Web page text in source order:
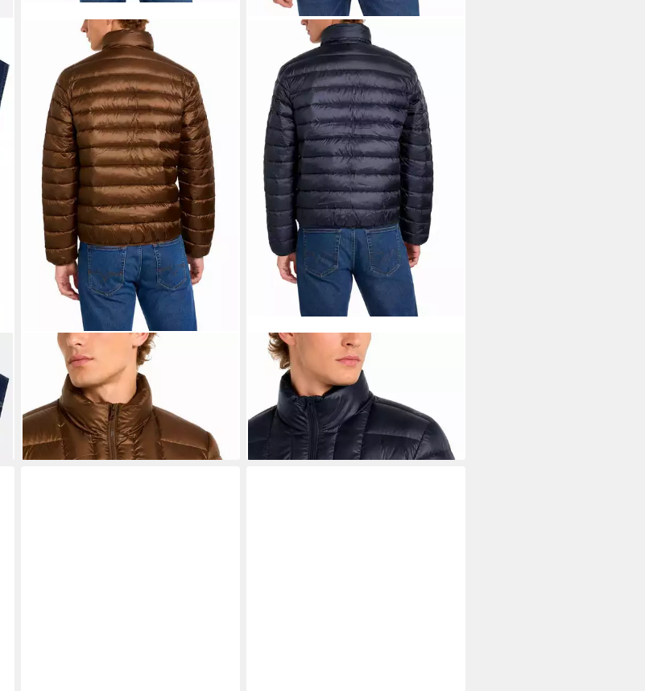
DIESELSteppjacke W-DWAIN-
OUTHOOD
179,90 € UVP 275,00 €
-35%
DIESEL
Steppjacke W-DWAIN-
OUTHOOD
179,90 €
UVP275,00 €
-35%